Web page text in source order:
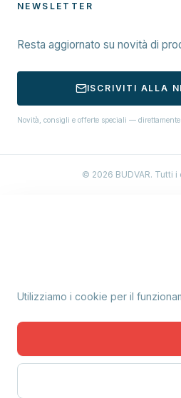
NEWSLETTER
Resta aggiornato su novità di
ISCRIVITI ALLA
Novità, consigli e offerte speciali —
© 2026 BUDVAR. Tutti
Utilizziamo i cookie per il